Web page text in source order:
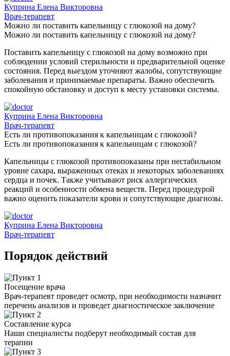
Куприна Елена Викторовна
Врач-терапевт
Можно ли поставить капельницу с глюкозой на дому?
Можно ли поставить капельницу с глюкозой на дому?
Поставить капельницу с глюкозой на дому возможно при
соблюдении условий стерильности и предварительной оценке
состояния. Перед выездом уточняют жалобы, сопутствующие
заболевания и принимаемые препараты. Важно обеспечить
спокойную обстановку и доступ к месту установки системы.
Куприна Елена Викторовна
Врач-терапевт
Есть ли противопоказания к капельницам с глюкозой?
Есть ли противопоказания к капельницам с глюкозой?
Капельницы с глюкозой противопоказаны при нестабильном
уровне сахара, выраженных отеках и некоторых заболеваниях
сердца и почек. Также учитывают риск аллергических
реакций и особенности обмена веществ. Перед процедурой
важно оценить показатели крови и сопутствующие диагнозы.
Куприна Елена Викторовна
Врач-терапевт
Порядок действий
Посещение врача
Врач-терапевт проведет осмотр, при необходимости назначит
перечень анализов и проведет диагностическое заключение
Составление курса
Наши специалисты подберут необходимый состав для
терапии